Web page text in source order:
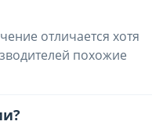
отличается хотя
похожие